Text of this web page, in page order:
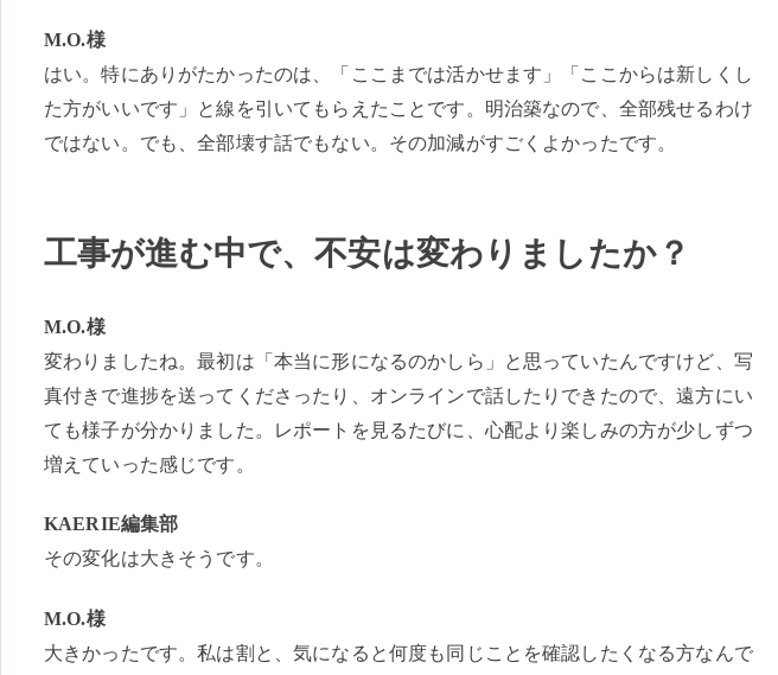
M.O.様
はい。特にありがたかったのは、「ここまでは活かせます」「ここからは新しくし
た方がいいです」と線を引いてもらえたことです。明治築なので、全部残せるわけ
ではない。でも、全部壊す話でもない。その加減がすごくよかったです。
工事が進む中で、不安は変わりましたか？
M.O.様
変わりましたね。最初は「本当に形になるのかしら」と思っていたんですけど、写
真付きで進捗を送ってくださったり、オンラインで話したりできたので、遠方にい
ても様子が分かりました。レポートを見るたびに、心配より楽しみの方が少しずつ
増えていった感じです。
KAERIE編集部
その変化は大きそうです。
M.O.様
大きかったです。私は割と、気になると何度も同じことを確認したくなる方なんで